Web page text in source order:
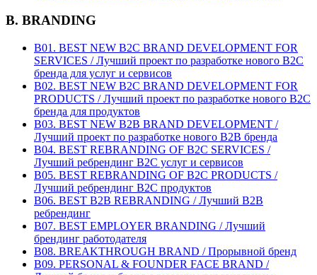
B. BRANDING
B01. BEST NEW B2C BRAND DEVELOPMENT FOR
SERVICES / Лучший проект по разработке нового B2C
бренда для услуг и сервисов
B02. BEST NEW B2C BRAND DEVELOPMENT FOR
PRODUCTS / Лучший проект по разработке нового B2C
бренда для продуктов
B03. BEST NEW B2B BRAND DEVELOPMENT /
Лучший проект по разработке нового B2B бренда
B04. BEST REBRANDING OF B2C SERVICES /
Лучший ребрендинг B2С услуг и сервисов
B05. BEST REBRANDING OF B2C PRODUCTS /
Лучший ребрендинг B2С продуктов
B06. BEST B2B REBRANDING / Лучший B2B
ребрендинг
B07. BEST EMPLOYER BRANDING / Лучший
брендинг работодателя
B08. BREAKTHROUGH BRAND / Прорывной бренд
B09. PERSONAL & FOUNDER FACE BRAND /